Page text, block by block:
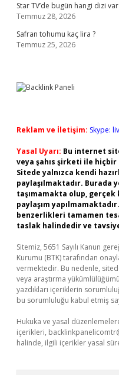
Star TV’de bugün hangi dizi var
Temmuz 28, 2026
Safran tohumu kaç lira ?
Temmuz 25, 2026
Reklam ve İletişim: Skype:
Yasal Uyarı: Bu internet
veya şahıs şirketi ile hiçbir
Sitede yalnızca kendi
paylaşılmaktadır.
taşımamakta olup,
paylaşım
benzerlikleri tamamen
taslak halindedir ve
Sitemiz, 5651 Sayılı Kanun
Kurumu (BTK) tarafından
vermektedir. Bu nedenle,
veya araştırma
yazdıkları içeriklerin
bu sorumluluğu kabul etmiş
Hukuka ve yasal
içerikleri,
halinde, ilgili içerikler yasal